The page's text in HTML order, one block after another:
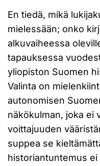
En tiedä, mikä
mielessään; onko
alkuvaiheessa
tapauksessa
yliopiston Suomen
Valinta on
autonomisen
näkökulman, joka ei
voittajuuden
suppea se
historiantuntemus